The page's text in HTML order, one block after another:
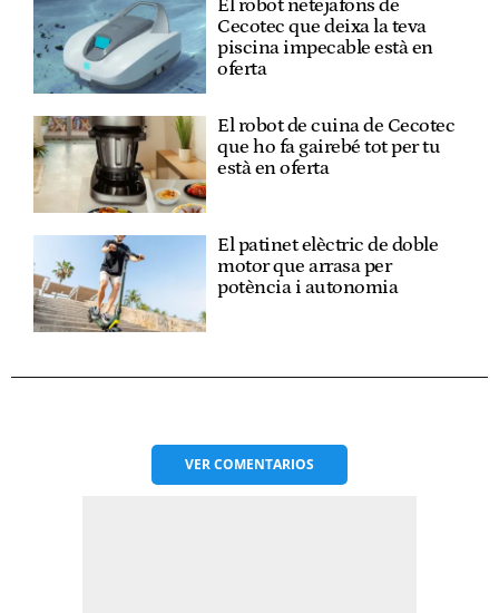
El robot netejafons de
Cecotec que deixa la teva
piscina impecable està en
oferta
El robot de cuina de Cecotec
que ho fa gairebé tot per tu
està en oferta
El patinet elèctric de doble
motor que arrasa per
potència i autonomia
VERCOMENTARIOS